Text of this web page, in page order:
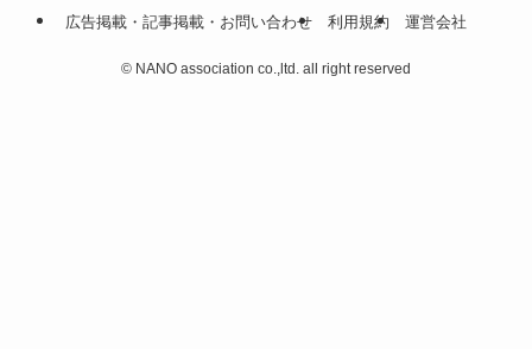
広告掲載・記事掲載・お問い合わせ
利用規約 運営会社
© NANO association co.,ltd. all right reserved